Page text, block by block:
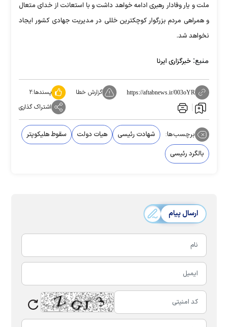
ملت و یار وفادار رهبری ادامه خواهد داشت و با استعانت از خدای متعال
و همراهی مردم بزرگوار کوچکترین خللی در مدیریت جهادی کشور ایجاد
نخواهد شد.
منبع: خبرگزاری ایرنا
https://aftabnews.ir/003oYR گزارش خطا پسندها:۲
اشتراک گذاری
برچسب‌ها: شهادت رئیسی هیات دولت
سقوط هلیکوپتر
بالگرد رئیسی
ارسال پیام